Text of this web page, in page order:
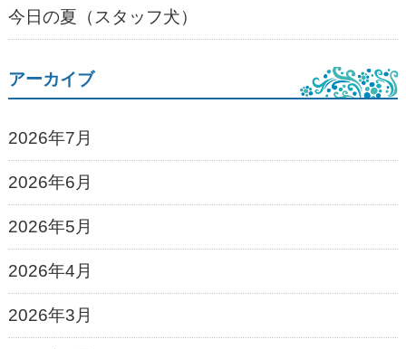
今日の夏（スタッフ犬）
アーカイブ
2026年7月
2026年6月
2026年5月
2026年4月
2026年3月